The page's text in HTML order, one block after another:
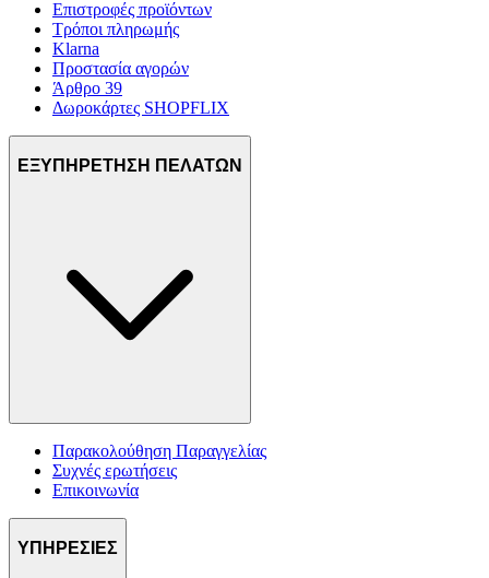
Επιστροφές προϊόντων
Τρόποι πληρωμής
Klarna
Προστασία αγορών
Άρθρο 39
Δωροκάρτες SHOPFLIX
ΕΞΥΠΗΡΕΤΗΣΗ ΠΕΛΑΤΩΝ
Παρακολούθηση Παραγγελίας
Συχνές ερωτήσεις
Επικοινωνία
ΥΠΗΡΕΣΙΕΣ